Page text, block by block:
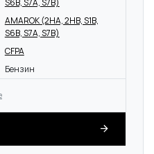
S6B, S7A, S7B)
AMAROK (2HA, 2HB, S1B,
S6B, S7A, S7B)
CFPA
Бензин